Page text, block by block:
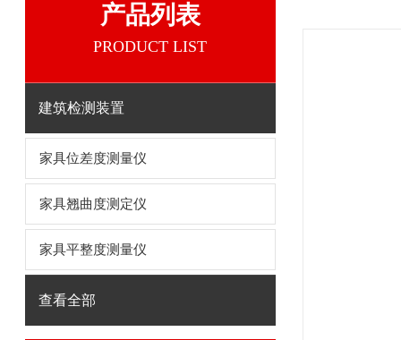
产品列表
PRODUCT LIST
建筑检测装置
家具位差度测量仪
家具翘曲度测定仪
家具平整度测量仪
查看全部